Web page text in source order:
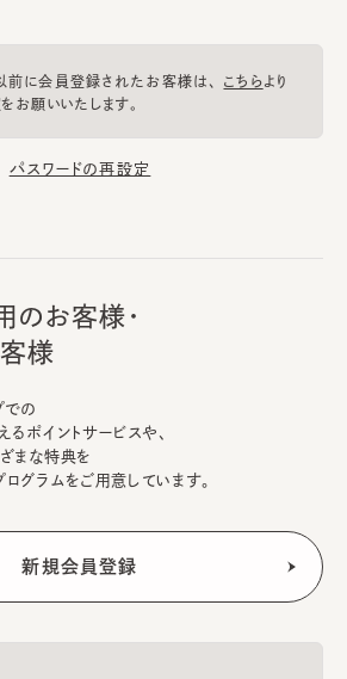
に会員登録されたお客様は、 こちらより
お願いいたします。
パスワードの再設定
のお客様・
様
での
るポイントサービスや、
まな特典を
グラムをご用意しています。